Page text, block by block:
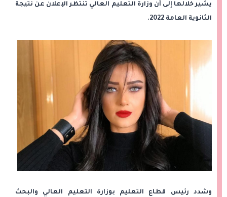
يشير خلالها إلى أن وزارة التعليم العالي تنتظر الإعلان عن نتيجة
الثانوية العامة 2022.
وشدد رئيس قطاع التعليم بوزارة التعليم العالي والبحث